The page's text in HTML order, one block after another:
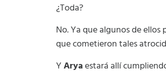
¿Toda?
No. Ya que algunos de
que cometieron tales
YAryaestará allí